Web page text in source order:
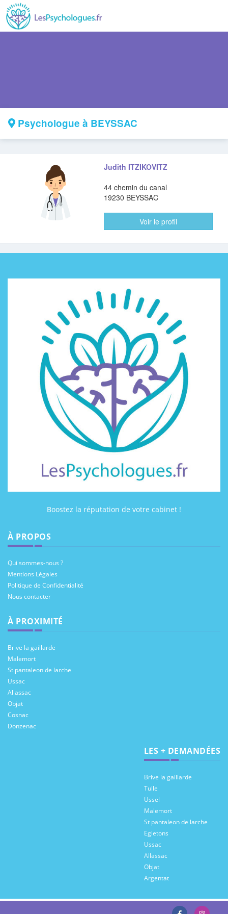
Psychologue à BEYSSAC
Judith ITZIKOVITZ
44 chemin du canal
19230 BEYSSAC
Voir le profil
Boostez la réputation de votre cabinet !
À PROPOS
Qui sommes-nous ?
Mentions Légales
Politique de Confidentialité
Nous contacter
À PROXIMITÉ
Brive la gaillarde
Malemort
St pantaleon de larche
Ussac
Allassac
Objat
Cosnac
Donzenac
LES + DEMANDÉES
Brive la gaillarde
Tulle
Ussel
Malemort
St pantaleon de larche
Egletons
Ussac
Allassac
Objat
Argentat